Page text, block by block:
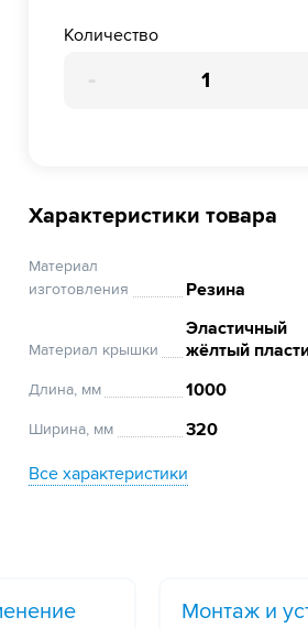
Количество
-
Характеристики товара
Материал
изготовления
Резина
Материал крышки
Эластичный
жёлтый
Длина, мм 1000
Ширина, мм
320
Все характеристики
Монтаж и